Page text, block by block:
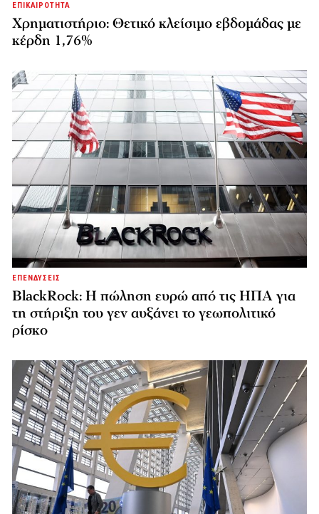
ΕΠΙΚΑΙΡΟΤΗΤΑ
Χρηματιστήριο: Θετικό κλείσιμο εβδομάδας με
κέρδη 1,76%
ΕΠΕΝΔΥΣΕΙΣ
BlackRock: Η πώληση ευρώ από τις ΗΠΑ για
τη στήριξη του γεν αυξάνει το γεωπολιτικό
ρίσκο